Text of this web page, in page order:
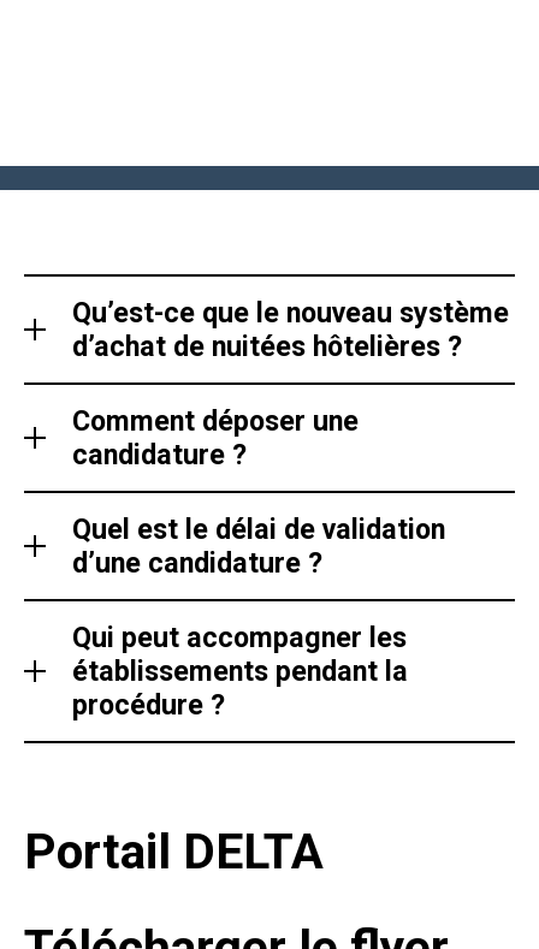
Qu’est-ce que le nouveau système
d’achat de nuitées hôtelières ?
Comment déposer une
candidature ?
Quel est le délai de validation
d’une candidature ?
Qui peut accompagner les
établissements pendant la
procédure ?
Portail DELTA